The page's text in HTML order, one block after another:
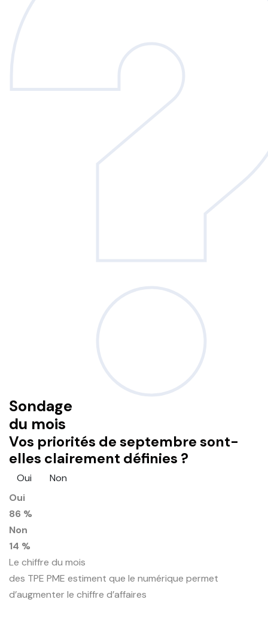
Sondage
du mois
Vos priorités de septembre sont-
elles clairement définies ?
Oui
Non
Oui
86 %
Non
14 %
Le chiffre du mois
des TPE PME estiment que le numérique permet
d’augmenter le chiffre d’affaires